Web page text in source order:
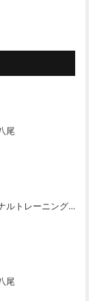
尾
最後のダイエット パーソナルトレーニング 八尾
尾